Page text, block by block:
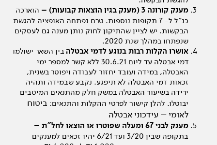
מענק קורונה 3 (מענק בגין הוצאות קבועות) –
הוארכה
כנ"ל ל- 7 תקופות נוספות. טרם נפתחה האופציה להגשת
הבקשות. יש לציין שהתיקון לחוק נותן מענה גם לעסקים
שנפתחו במהלך שנת 2020.
אושרו הקלות רבות בנוגע לדמי אבטלה בין השאר ישולמו
דמי אבטלה עד ליום 30.6.21 ללא קשר למספר ימי
האבטלה, במידה ועובד יחזור לעבודה ויפוטר בשנית,
זכאות דמי האבטלה לא תיפגע. נקבע שבמידה ותהיה
ירידה בשיעור האבטלה במשק חלק מהתנאים המיטבים
יבוטלו. להלן קישור לפרטי ההקלות והתנאים: ביטוח
לאומי – עידכוני אבטלה
מענק לבני 67 ומעלה שפוטרו או הוצאו לחל"ת –
בתקופה שבין 3/20 ועד 6/21 יהיו זכאים למענקים